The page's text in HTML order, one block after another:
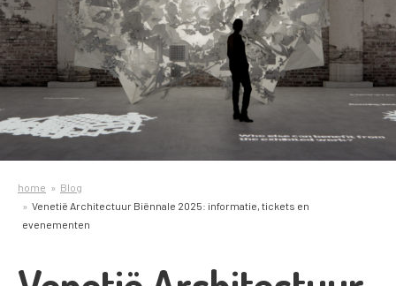
home
Blog
Venetië Architectuur Biënnale 2025: informatie, tickets en
evenementen